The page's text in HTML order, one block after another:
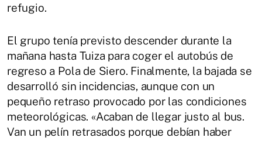
refugio.
El grupo tenía previsto descender durante la
mañana hasta Tuiza para coger el autobús de
regreso a Pola de Siero. Finalmente, la bajada se
desarrolló sin incidencias, aunque con un
pequeño retraso provocado por las condiciones
meteorológicas. «Acaban de llegar justo al bus.
Van un pelín retrasados porque debían haber